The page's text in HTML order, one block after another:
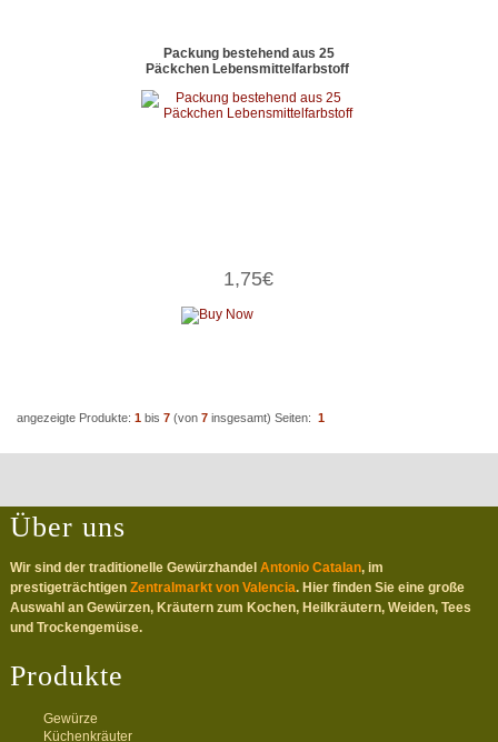
Packung bestehend aus 25
Päckchen Lebensmittelfarbstoff
1,75€
angezeigte Produkte: 1 bis 7 (von 7 insgesamt) Seiten: 1
Über uns
Wir sind der traditionelle Gewürzhandel Antonio Catalan, im
prestigeträchtigen Zentralmarkt von Valencia. Hier finden Sie eine große
Auswahl an Gewürzen, Kräutern zum Kochen, Heilkräutern, Weiden, Tees
und Trockengemüse.
Produkte
Gewürze
Küchenkräuter